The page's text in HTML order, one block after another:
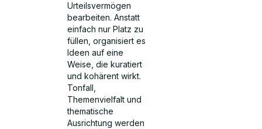
Urteilsvermögen
bearbeiten. Anstatt
einfach nur Platz zu
füllen, organisiert es
Ideen auf eine
Weise, die kuratiert
und kohärent wirkt.
Tonfall,
Themenvielfalt und
thematische
Ausrichtung werden